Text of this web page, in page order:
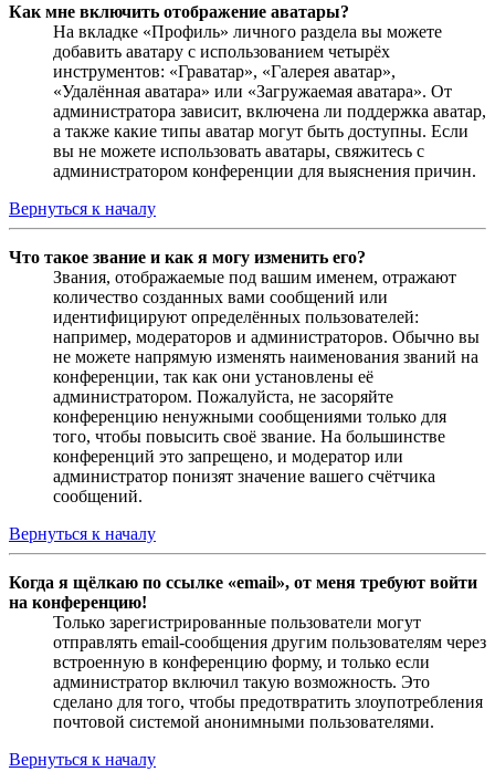
Как мне включить отображение аватары?
На вкладке «Профиль» личного раздела вы можете
добавить аватару с использованием четырёх
инструментов: «Граватар», «Галерея аватар»,
«Удалённая аватара» или «Загружаемая аватара». От
администратора зависит, включена ли поддержка аватар,
а также какие типы аватар могут быть доступны. Если
вы не можете использовать аватары, свяжитесь с
администратором конференции для выяснения причин.
Вернуться к началу
Что такое звание и как я могу изменить его?
Звания, отображаемые под вашим именем, отражают
количество созданных вами сообщений или
идентифицируют определённых пользователей:
например, модераторов и администраторов. Обычно вы
не можете напрямую изменять наименования званий на
конференции, так как они установлены её
администратором. Пожалуйста, не засоряйте
конференцию ненужными сообщениями только для
того, чтобы повысить своё звание. На большинстве
конференций это запрещено, и модератор или
администратор понизят значение вашего счётчика
сообщений.
Вернуться к началу
Когда я щёлкаю по ссылке «email», от меня требуют войти
на конференцию!
Только зарегистрированные пользователи могут
отправлять email-сообщения другим пользователям через
встроенную в конференцию форму, и только если
администратор включил такую возможность. Это
сделано для того, чтобы предотвратить злоупотребления
почтовой системой анонимными пользователями.
Вернуться к началу